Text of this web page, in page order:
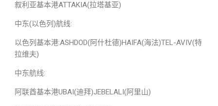
叙利亚基本港ATTAKIA(拉塔基亚)
中东(以色列)航线:
以色列基本港:ASHDOD(阿什杜德)HAIFA(海法)TEL-AVIV(特
拉维夫)
中东航线:
阿联酋基本港UBAI(迪拜)JEBELALI(阿里山)